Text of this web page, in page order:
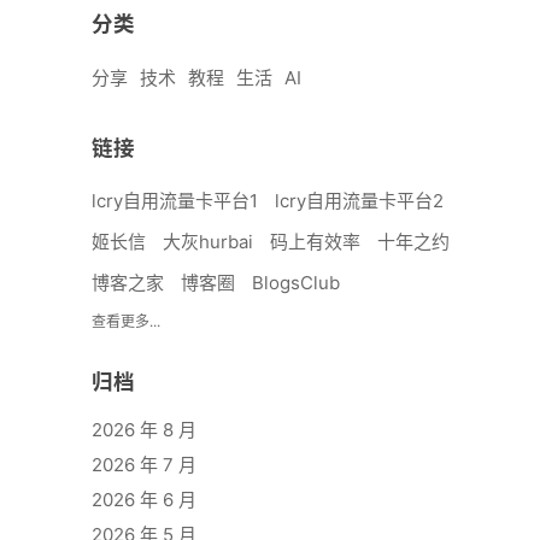
分类
分享 技术 教程 生活 AI
链接
lcry自用流量卡平台1
lcry自用流量卡平台2
姬长信
大灰hurbai 码上有效率
十年之约
博客之家
博客圈 BlogsClub
查看更多...
归档
2026 年 8 月
2026 年 7 月
2026 年 6 月
2026 年 5 月